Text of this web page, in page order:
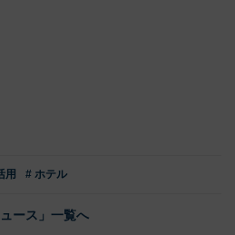
用 # ホテル
ュース」一覧へ